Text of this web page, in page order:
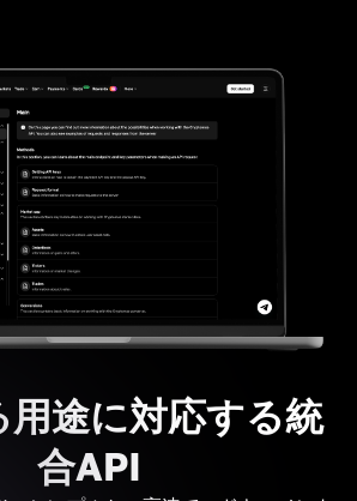
途に対応する統
合API